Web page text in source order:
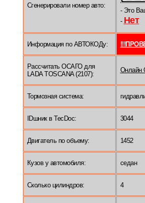
Сгенерировали номер авто:
- Это
- Нет
Информация по АВТОКОДу:
Рассчитать ОСАГО для
LADA TOSCANA (2107):
Онлайн
Тормозная система:
IDшник в TecDoc: 3044
Двигатель по объему: 1452
Кузов у автомобиля: седан
Сколько цилиндров: 4